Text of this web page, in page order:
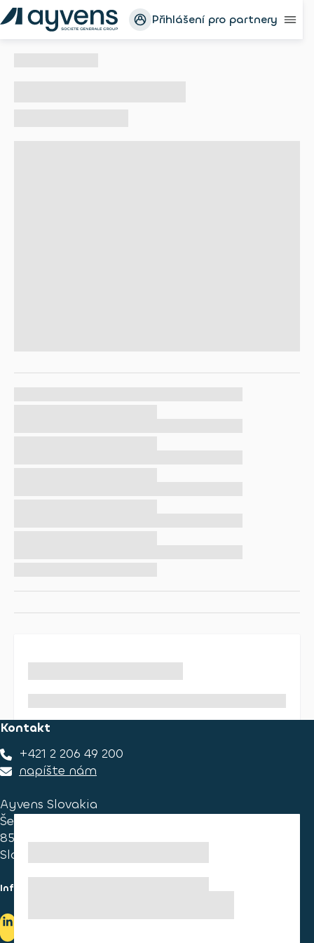
Přihlášení pro partnery
Kontakt
+421 2 206 49 200
napíšte nám
Ayvens Slovakia
Ševčenkova 34
851 01 Bratislava
Slovakia
Informace pro spotřebitele